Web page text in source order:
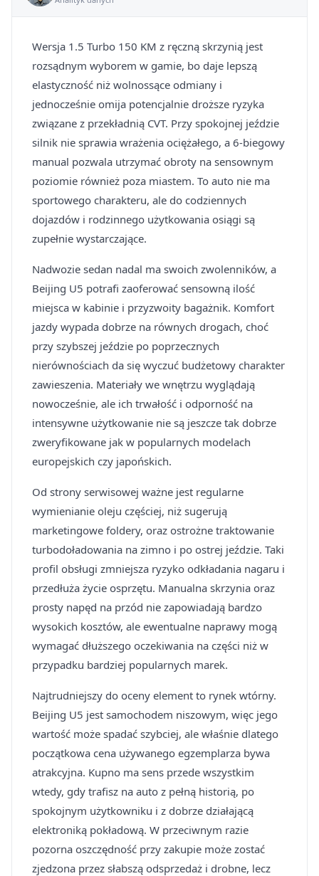
Wersja 1.5 Turbo 150 KM z ręczną skrzynią jest
rozsądnym wyborem w gamie, bo daje lepszą
elastyczność niż wolnossące odmiany i
jednocześnie omija potencjalnie droższe ryzyka
związane z przekładnią CVT. Przy spokojnej jeździe
silnik nie sprawia wrażenia ociężałego, a 6-biegowy
manual pozwala utrzymać obroty na sensownym
poziomie również poza miastem. To auto nie ma
sportowego charakteru, ale do codziennych
dojazdów i rodzinnego użytkowania osiągi są
zupełnie wystarczające.
Nadwozie sedan nadal ma swoich zwolenników, a
Beijing U5 potrafi zaoferować sensowną ilość
miejsca w kabinie i przyzwoity bagażnik. Komfort
jazdy wypada dobrze na równych drogach, choć
przy szybszej jeździe po poprzecznych
nierównościach da się wyczuć budżetowy charakter
zawieszenia. Materiały we wnętrzu wyglądają
nowocześnie, ale ich trwałość i odporność na
intensywne użytkowanie nie są jeszcze tak dobrze
zweryfikowane jak w popularnych modelach
europejskich czy japońskich.
Od strony serwisowej ważne jest regularne
wymienianie oleju częściej, niż sugerują
marketingowe foldery, oraz ostrożne traktowanie
turbodoładowania na zimno i po ostrej jeździe. Taki
profil obsługi zmniejsza ryzyko odkładania nagaru i
przedłuża życie osprzętu. Manualna skrzynia oraz
prosty napęd na przód nie zapowiadają bardzo
wysokich kosztów, ale ewentualne naprawy mogą
wymagać dłuższego oczekiwania na części niż w
przypadku bardziej popularnych marek.
Najtrudniejszy do oceny element to rynek wtórny.
Beijing U5 jest samochodem niszowym, więc jego
wartość może spadać szybciej, ale właśnie dlatego
początkowa cena używanego egzemplarza bywa
atrakcyjna. Kupno ma sens przede wszystkim
wtedy, gdy trafisz na auto z pełną historią, po
spokojnym użytkowniku i z dobrze działającą
elektroniką pokładową. W przeciwnym razie
pozorna oszczędność przy zakupie może zostać
zjedzona przez słabszą odsprzedaż i drobne, lecz